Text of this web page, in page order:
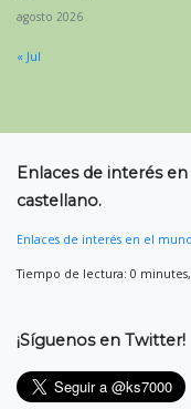
agosto 2026
« Jul
Enlaces de interés
castellano.
Enlaces de interés en el
Tiempo de lectura: 0
¡Síguenos en Twitter!